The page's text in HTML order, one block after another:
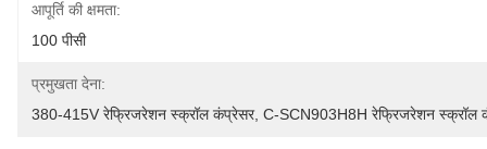
आपूर्ति की क्षमता:
100 पीसी
प्रमुखता देना:
380-415V रेफ्रिजरेशन स्क्रॉल कंप्रेसर, C-SCN903H8H रेफ्रिजरेशन स्क्रॉल